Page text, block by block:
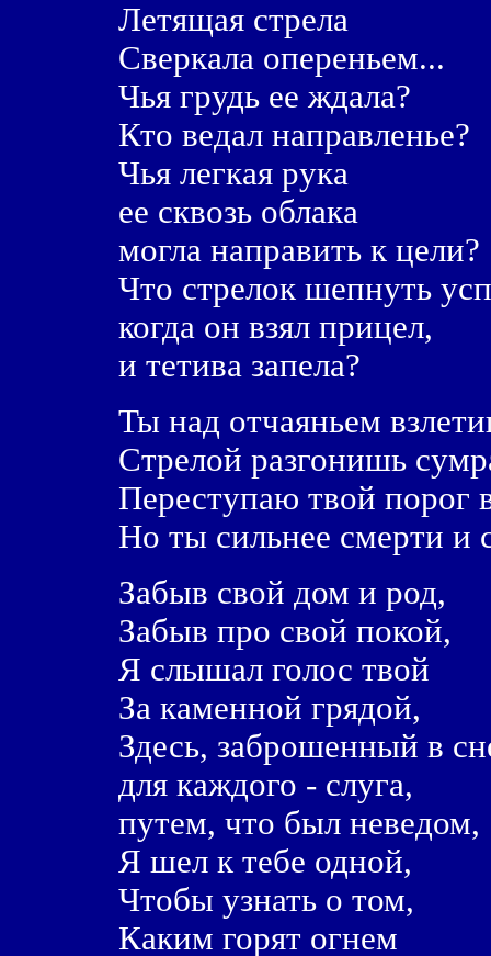
Летящая стрела
Сверкала опереньем...
Чья грудь ее ждала?
Кто ведал направленье?
Чья легкая рука
ее сквозь облака
могла направить к цели?
Что стрелок шепнуть
когда он взял прицел,
и тетива запела?
Ты над отчаяньем
Стрелой разгонишь
Переступаю твой порог
Но ты сильнее смерти и
Забыв свой дом и род,
Забыв про свой покой,
Я слышал голос твой
За каменной грядой,
Здесь, заброшенный в
для каждого - слуга,
путем, что был неведом,
Я шел к тебе одной,
Чтобы узнать о том,
Каким горят огнем